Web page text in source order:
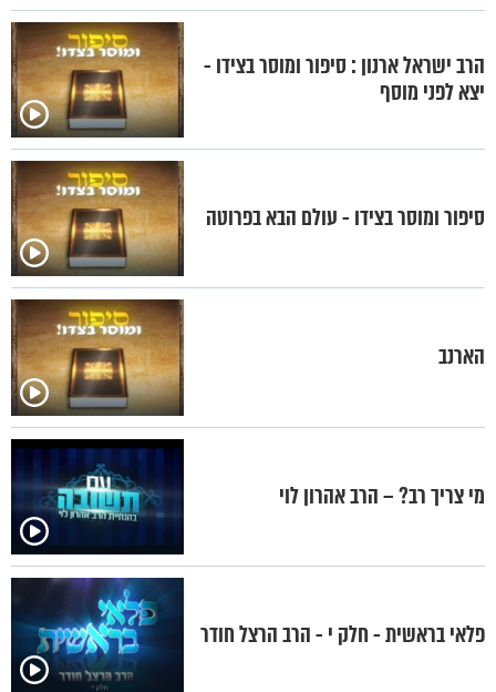
הרב ישראל ארנון : סיפור ומוסר בצידו -
יצא לפני מוסף
סיפור ומוסר בצידו - עולם הבא בפרוטה
הארנב
מי צריך רב? – הרב אהרון לוי
פלאי בראשית - חלק י - הרב הרצל חודר